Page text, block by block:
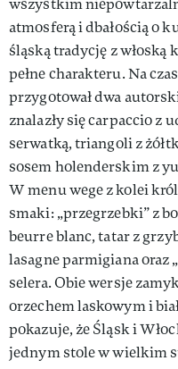
wszystkim
atmosferą i dbałością o
śląską tradycję z włoską
pełne charakteru. Na
przygotował dwa
znalazły się carpaccio z
serwatką, triangoli z
sosem holenderskim z
W menu wege z kolei
smaki: „przegrzebki” z
beurre blanc, tatar z
lasagne parmigiana oraz
selera. Obie wersje
orzechem laskowym i
pokazuje, że Śląsk i
jednym stole w wielkim